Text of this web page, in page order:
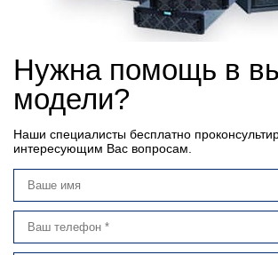
Нужна помощь в
модели?
Наши специалисты бесплатно
интересующим Вас вопросам.